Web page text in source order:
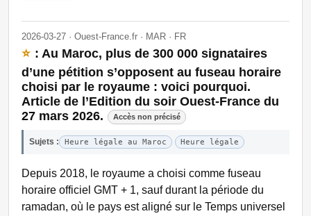
2026-03-27 · Ouest-France.fr · MAR · FR
⭐ : Au Maroc, plus de 300 000 signataires
d’une pétition s’opposent au fuseau horaire
choisi par le royaume : voici pourquoi.
Article de l’Edition du soir Ouest-France du
27 mars 2026.
Accès non précisé
Sujets : Heure légale au Maroc Heure légale
Depuis 2018, le royaume a choisi comme fuseau
horaire officiel GMT + 1, sauf durant la période du
ramadan, où le pays est aligné sur le Temps universel